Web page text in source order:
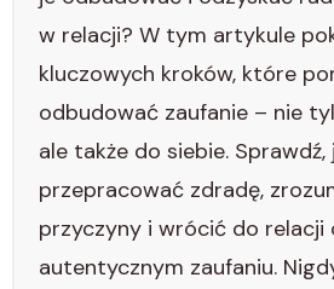
w relacji? W tym artykule
kluczowych kroków, które
odbudować zaufanie – nie
ale także do siebie. Sprawdź,
przepracować zdradę,
przyczyny i wrócić do relacji
autentycznym zaufaniu.